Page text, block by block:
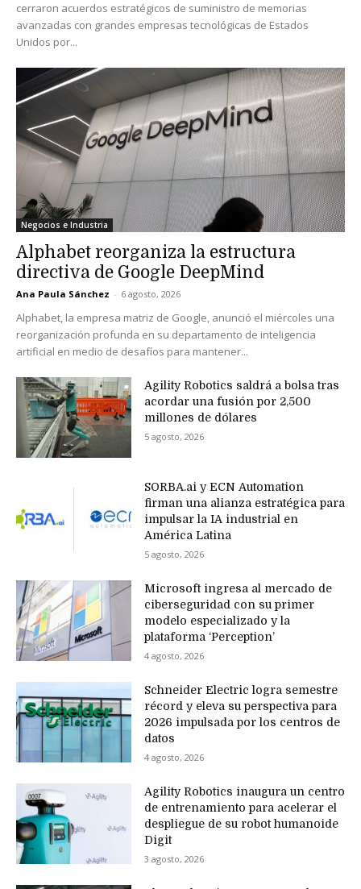
cerraron acuerdos estratégicos de suministro de memorias
avanzadas con grandes empresas tecnológicas de Estados
Unidos por...
Negocios e Industria
Alphabet reorganiza la estructura
directiva de Google DeepMind
Ana Paula Sánchez - 6 agosto, 2026
Alphabet, la empresa matriz de Google, anunció el miércoles una
reorganización profunda en su departamento de inteligencia
artificial en medio de desafíos para mantener...
Agility Robotics saldrá a bolsa tras
acordar una fusión por 2,500
millones de dólares
5 agosto, 2026
SORBA.ai y ECN Automation
firman una alianza estratégica para
impulsar la IA industrial en
América Latina
5 agosto, 2026
Microsoft ingresa al mercado de
ciberseguridad con su primer
modelo especializado y la
plataforma ‘Perception’
4 agosto, 2026
Schneider Electric logra semestre
récord y eleva su perspectiva para
2026 impulsada por los centros de
datos
4 agosto, 2026
Agility Robotics inaugura un centro
de entrenamiento para acelerar el
despliegue de su robot humanoide
Digit
3 agosto, 2026